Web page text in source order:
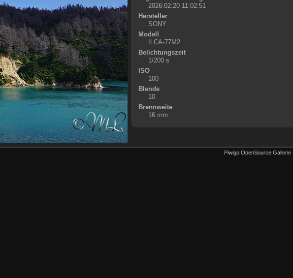
2026:02:20 11:02:51
Hersteller
SONY
Modell
ILCA-77M2
Belichtungszeit
1/200 s
ISO
100
Blende
10
Brennweite
16 mm
Piwigo OpenSource Gallerie